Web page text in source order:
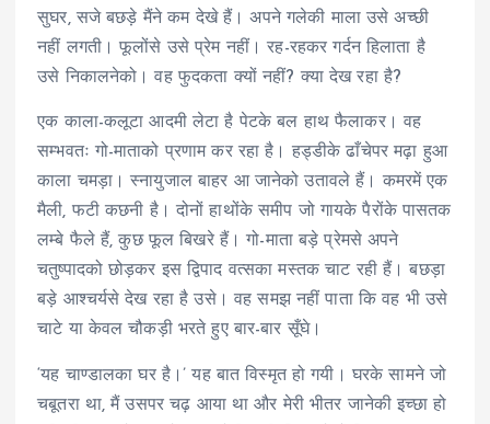
सुघर, सजे बछड़े मैंने कम देखे हैं। अपने गलेकी माला उसे अच्छी
नहीं लगती। फूलोंसे उसे प्रेम नहीं। रह-रहकर गर्दन हिलाता है
उसे निकालनेको। वह फुदकता क्यों नहीं? क्या देख रहा है?
एक काला-कलूटा आदमी लेटा है पेटके बल हाथ फैलाकर। वह
सम्भवतः गो-माताको प्रणाम कर रहा है। हड्डीके ढाँचेपर मढ़ा हुआ
काला चमड़ा। स्नायुजाल बाहर आ जानेको उतावले हैं। कमरमें एक
मैली, फटी कछनी है। दोनों हाथोंके समीप जो गायके पैरोंके पासतक
लम्बे फैले हैं, कुछ फूल बिखरे हैं। गो-माता बड़े प्रेमसे अपने
चतुष्पादको छोड़कर इस द्विपाद वत्सका मस्तक चाट रही हैं। बछड़ा
बड़े आश्चर्यसे देख रहा है उसे। वह समझ नहीं पाता कि वह भी उसे
चाटे या केवल चौकड़ी भरते हुए बार-बार सूँघे।
‘यह चाण्डालका घर है।’ यह बात विस्मृत हो गयी। घरके सामने जो
चबूतरा था, मैं उसपर चढ़ आया था और मेरी भीतर जानेकी इच्छा हो